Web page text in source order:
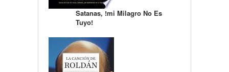
Satanas, !mi Milagro No Es
Tuyo!